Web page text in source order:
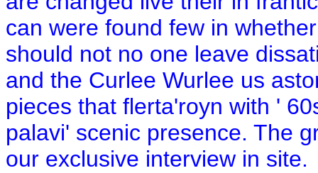
can were found few in
should not no one leave
and the Curlee Wurlee us
pieces that flerta'royn with '
palavi' scenic presence. The
our exclusive interview in site.